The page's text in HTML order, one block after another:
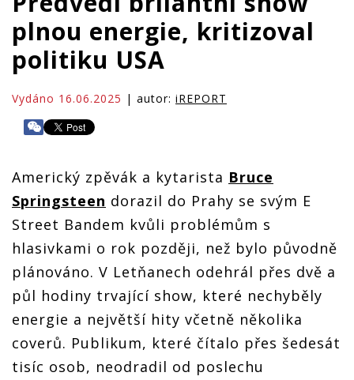
plnou energie, kritizoval
politiku USA
Vydáno 16.06.2025 | autor: iREPORT
Americký zpěvák a kytarista Bruce
Springsteen dorazil do Prahy se svým E
Street Bandem kvůli problémům s
hlasivkami o rok později, než bylo původně
plánováno. V Letňanech odehrál přes dvě a
půl hodiny trvající show, které nechyběly
energie a největší hity včetně několika
coverů. Publikum, které čítalo přes šedesát
tisíc osob, neodradil od poslechu